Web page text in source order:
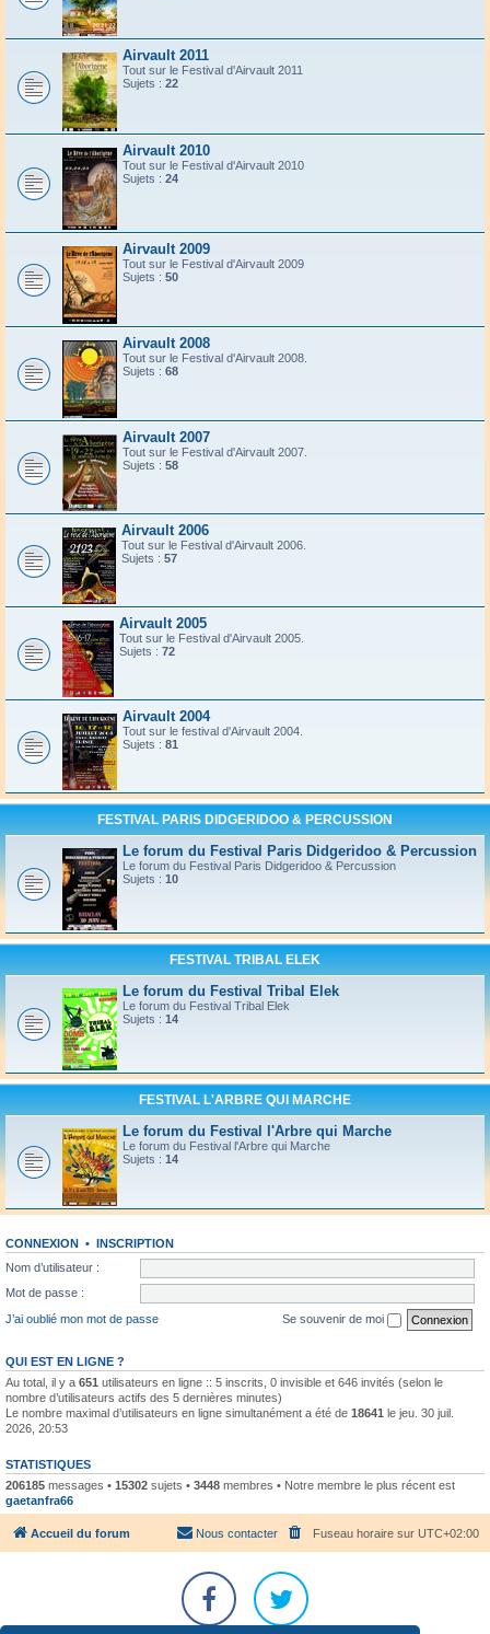
Airvault 2011
Tout sur le Festival d'Airvault 2011
Sujets : 22
Airvault 2010
Tout sur le Festival d'Airvault 2010
Sujets : 24
Airvault 2009
Tout sur le Festival d'Airvault 2009
Sujets : 50
Airvault 2008
Tout sur le Festival d'Airvault 2008.
Sujets : 68
Airvault 2007
Tout sur le Festival d'Airvault 2007.
Sujets : 58
Airvault 2006
Tout sur le Festival d'Airvault 2006.
Sujets : 57
Airvault 2005
Tout sur le Festival d'Airvault 2005.
Sujets : 72
Airvault 2004
Tout sur le festival d'Airvault 2004.
Sujets : 81
FESTIVAL PARIS DIDGERIDOO & PERCUSSION
Le forum du Festival Paris Didgeridoo & Percussion
Le forum du Festival Paris Didgeridoo & Percussion
Sujets : 10
FESTIVAL TRIBAL ELEK
Le forum du Festival Tribal Elek
Le forum du Festival Tribal Elek
Sujets : 14
FESTIVAL L'ARBRE QUI MARCHE
Le forum du Festival l'Arbre qui Marche
Le forum du Festival l'Arbre qui Marche
Sujets : 14
CONNEXION • INSCRIPTION
Nom d’utilisateur :
Mot de passe :
J’ai oublié mon mot de passe
Se souvenir de moi
QUI EST EN LIGNE ?
Au total, il y a 651 utilisateurs en ligne :: 5 inscrits, 0 invisible et 646 invités (selon le
nombre d’utilisateurs actifs des 5 dernières minutes)
Le nombre maximal d’utilisateurs en ligne simultanément a été de 18641 le jeu. 30 juil.
2026, 20:53
STATISTIQUES
206185 messages • 15302 sujets • 3448 membres • Notre membre le plus récent est
gaetanfra66
Accueil du forum Fuseau horaire sur UTC+02:00
Nous contacter